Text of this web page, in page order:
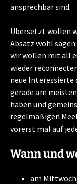
ansprechbar sind.
Übersetzt wollen
Absatz wohl sagen:
wir wollen mit all
wieder
neue Interessierte
gerade am
haben und
regelmäßigen
vorerst mal auf
Wann und
am